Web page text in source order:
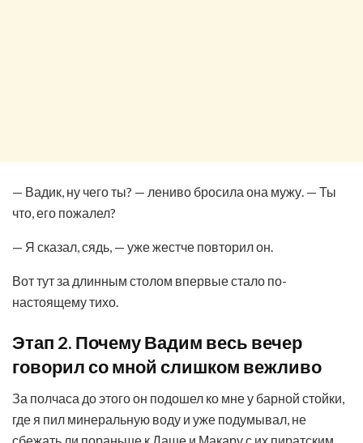
— Вадик, ну чего ты? — лениво бросила она мужу. — Ты
что, его пожалел?
— Я сказал, сядь, — уже жестче повторил он.
Вот тут за длинным столом впервые стало по-
настоящему тихо.
Этап 2. Почему Вадим весь вечер
говорил со мной слишком вежливо
За полчаса до этого он подошел ко мне у барной стойки,
где я пил минеральную воду и уже подумывал, не
сбежать ли пораньше к Даше и Макару с их пиратским